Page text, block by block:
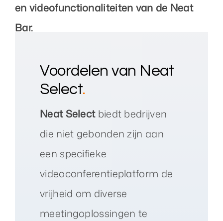
en videofunctionaliteiten van de Neat
Bar.
Voordelen van Neat
Select.
Neat Select biedt bedrijven
die niet gebonden zijn aan
een specifieke
videoconferentieplatform de
vrijheid om diverse
meetingoplossingen te